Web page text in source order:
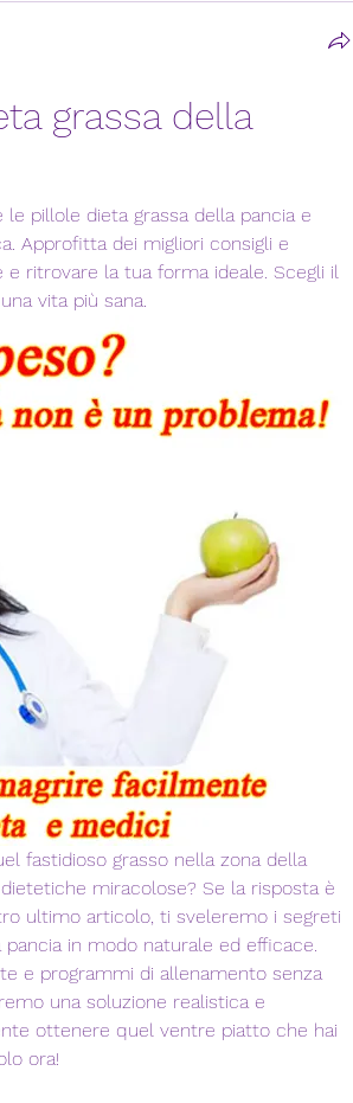
grassa della
pillole dieta grassa della pancia e
Approfitta dei migliori consigli e
ritrovare la tua forma ideale. Scegli il
vita più sana.
fastidioso grasso nella zona della
miracolose? Se la risposta è
ultimo articolo, ti sveleremo i segreti
in modo naturale ed efficace.
e programmi di allenamento senza
una soluzione realistica e
ottenere quel ventre piatto che hai
ora!